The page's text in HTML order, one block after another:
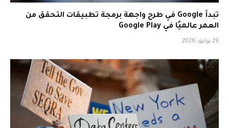
تبدأ Google في طرح واجهة برمجة تطبيقات التحقق من
العمر عالميًا في Google Play
29 يوليو، 2026